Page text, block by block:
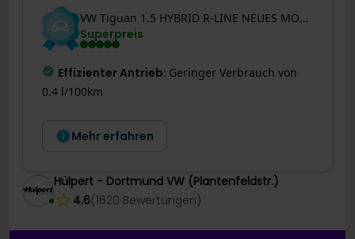
VW Tiguan 1.5 HYBRID R-LINE NEUES MODELL AHK 360CAM
Superpreis
Effizienter Antrieb: Geringer Verbrauch von
0.4 l/100km
Mehr erfahren
Hülpert - Dortmund VW (Plantenfeldstr.)
4.6(1620 Bewertungen)